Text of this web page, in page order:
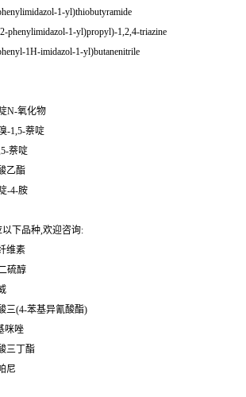
1-yl)thiobutyramide
phenylimidazol-1-yl)propyl)-1,2,4-triazine
1H-imidazol-1-yl)butanenitrile
N-氧化物
-1,5-萘啶
萘啶
乙酯
-4-胺
下品种,欢迎咨询:
维素
硫醇
三(4-苯基异氰酸酯)
咪唑
三丁酯
尼